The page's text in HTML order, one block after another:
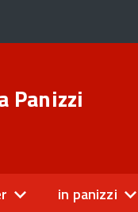
Panizzi
in panizzi